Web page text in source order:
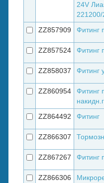
24V
ZZ857909 Фитинг
ZZ857524 Фитинг
ZZ858037 Фитинг
ZZ860954
Фитинг
ZZ864492 Фитинг
ZZ866307
ZZ867267 Фитинг
ZZ866306